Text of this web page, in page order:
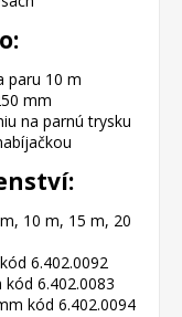
paru 10 m
mm
na parnú trysku
10 m, 15 m, 20
6.402.0092
6.402.0083
kód 6.402.0094